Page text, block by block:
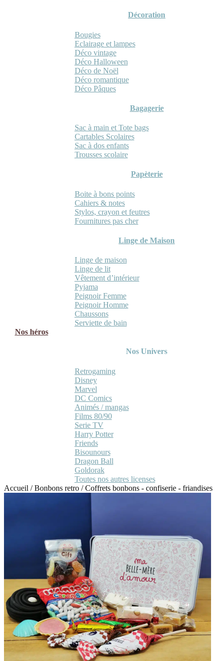
Décoration
Bougies
Eclairage et lampes
Déco vintage
Déco Halloween
Déco de Noël
Déco romantique
Déco Pâques
Bagagerie
Sac à main et Tote bags
Cartables Scolaires
Sac à dos enfants
Trousses scolaire
Papèterie
Boite à bons points
Cahiers & notes
Stylos, crayon et feutres
Fournitures pas cher
Linge de Maison
Linge de maison
Linge de lit
Vêtement d’intérieur
Pyjama
Peignoir Femme
Peignoir Homme
Chaussons
Serviette de bain
Nos héros
Nos Univers
Retrogaming
Disney
Marvel
DC Comics
Animés / mangas
Films 80/90
Serie TV
Harry Potter
Friends
Bisounours
Dragon Ball
Goldorak
Toutes nos autres licenses
Accueil /Bonbons retro /Coffrets bonbons - confiserie - friandises